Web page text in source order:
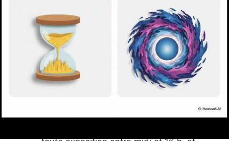
autorités sanitaires françaises ont renforcé
leurs recommandations. Le gouvernement incite
vivement à adapter son choix de crème solaire
selon l’indice UV du jour. Ainsi :
Pour un indice UV entre 3 et 7, limiter
l’exposition au soleil de 12 h à 16 h et
minimum de 30.